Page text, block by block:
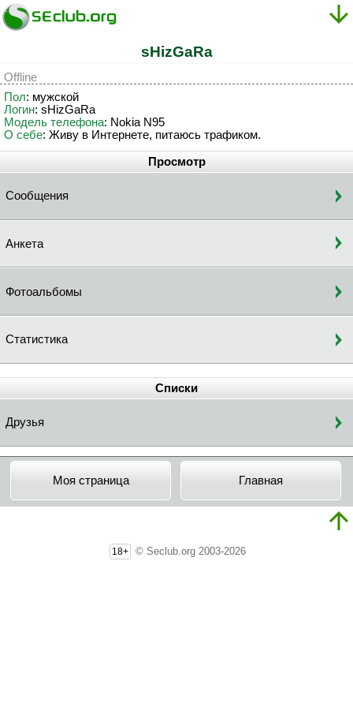
sHizGaRa
Offline
Пол: мужской
Логин: sHizGaRa
Модель телефона: Nokia N95
О себе: Живу в Интернете, питаюсь трафиком.
Просмотр
Сообщения
Анкета
Фотоальбомы
Статистика
Списки
Друзья
Моя страница Главная
18+ © Seclub.org 2003-2026